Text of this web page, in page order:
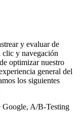
y evaluar de
clic y navegación
optimizar nuestro
general del
los siguientes
Google, A/B-Testing